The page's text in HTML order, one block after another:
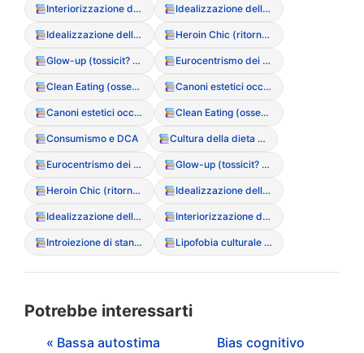
Interiorizzazione dello stigma di peso Idealizzazione della magrezza (Media)
Idealizzazione della magrezza Heroin Chic (ritorno dei trend estetici anni ’90)
Glow-up (tossicit? della trasformazione fisica rapida) Eurocentrismo dei canoni estetici
Clean Eating (ossessione culturale per il cibo “puro”) Canoni estetici occidentali
Canoni estetici occidentali Clean Eating (ossessione culturale per il cibo “puro”)
Consumismo e DCA Cultura della dieta (Diet Culture)
Eurocentrismo dei canoni estetici Glow-up (tossicit? della trasformazione fisica rapida)
Heroin Chic (ritorno dei trend estetici anni ’90) Idealizzazione della magrezza
Idealizzazione della magrezza (Media) Interiorizzazione dello stigma di peso
Introiezione di standard estetici Lipofobia culturale (paura dei grassi)
Potrebbe interessarti
« Bassa autostima
Bias cognitivo